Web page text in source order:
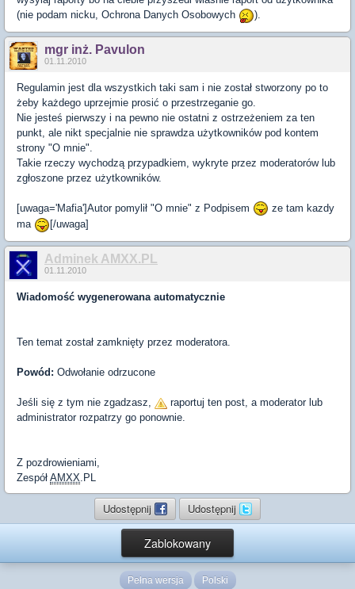
(nie podam nicku, Ochrona Danych Osobowych
).
mgr inż. Pavulon
01.11.2010
Regulamin jest dla wszystkich taki sam i nie został stworzony po to
żeby każdego uprzejmie prosić o przestrzeganie go.
Nie jesteś pierwszy i na pewno nie ostatni z ostrzeżeniem za ten
punkt, ale nikt specjalnie nie sprawdza użytkowników pod kontem
strony "O mnie".
Takie rzeczy wychodzą przypadkiem, wykryte przez moderatorów lub
zgłoszone przez użytkowników.
[uwaga='Mafia']Autor pomylił "O mnie" z Podpisem
ze tam kazdy
ma
[/uwaga]
Adminek AMXX.PL
01.11.2010
Wiadomość wygenerowana automatycznie
Ten temat został zamknięty przez moderatora.
Powód: Odwołanie odrzucone
Jeśli się z tym nie zgadzasz,
raportuj ten post, a moderator lub
administrator rozpatrzy go ponownie.
Z pozdrowieniami,
Zespół AMXX.PL
Udostępnij Udostępnij
Zablokowany
Pełna wersja Polski